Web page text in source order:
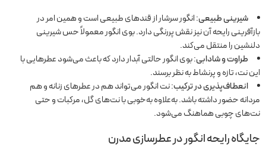
شیرینی طبیعی: انگور سرشار از قندهای طبیعی است و همین امر در
بازآفرینی رایحه آن نیز نقش پررنگی دارد. بوی انگور معمولاً حس شیرینی
دلنشین را منتقل می‌کند.
طراوت و شادابی: بوی انگور حالتی آبدار دارد که باعث می‌شود عطرهایی با
این نت، تازه و پرنشاط به نظر برسند.
انعطاف‌پذیری در ترکیب: نت انگور می‌تواند هم در عطرهای زنانه و هم
مردانه حضور داشته باشد. به‌علاوه به‌خوبی با نت‌های گل، مرکبات و حتی
نت‌های چوبی هماهنگ می‌شود.
جایگاه رایحه انگور در عطرسازی مدرن